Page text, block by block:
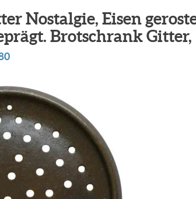
Nostalgie, Eisen
Brotschrank Gitter,